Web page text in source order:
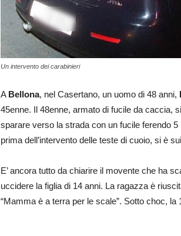
Un intervento dei carabinieri
A Bellona, nel Casertano, un uomo di 48 anni,
45enne. Il 48enne, armato di fucile da caccia,
sparare verso la strada con un fucile ferendo
prima dell’intervento delle teste di cuoio, si è
E’ ancora tutto da chiarire il movente che ha
uccidere la figlia di 14 anni. La ragazza è
“Mamma è a terra per le scale”. Sotto choc,